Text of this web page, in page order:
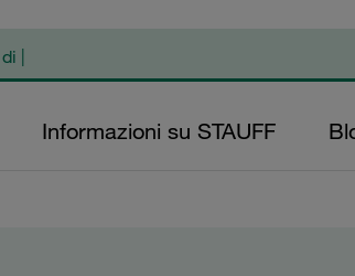
Informazioni su STAUFF